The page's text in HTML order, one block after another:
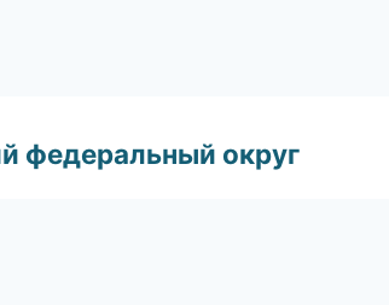
федеральный округ